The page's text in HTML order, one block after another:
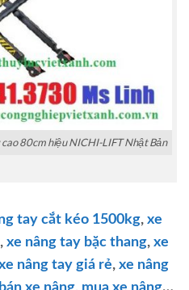
80cm hiệu NICHI-LIFT Nhật Bản
tay cắt kéo 1500kg, xe
, xe nâng tay bặc thang, xe
nâng tay giá rẻ, xe nâng